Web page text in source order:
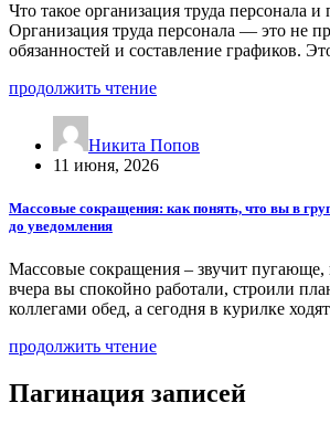
Что такое организация труда персонала
Организация труда персонала — это не
обязанностей и составление графиков.
продолжить чтение
Никита Попов
11 июня, 2026
Массовые сокращения: как понять, что вы в
до уведомления
Массовые сокращения – звучит
вчера вы спокойно работали, строили
коллегами обед, а сегодня в курилке
продолжить чтение
Пагинация записей